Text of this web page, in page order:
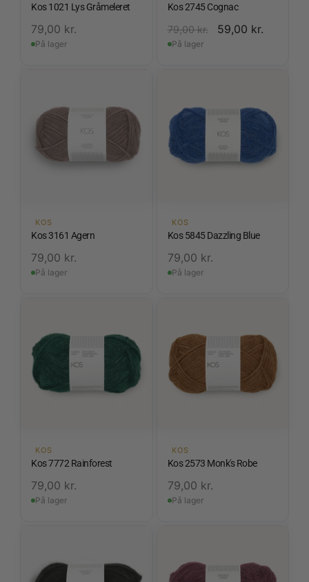
Kos 1021 Lys Gråmeleret
79,00 kr.
På lager
Kos 2745 Cognac
79,00kr. 59,00 kr.
På lager
KOS
Kos 3161 Agern
79,00 kr.
På lager
KOS
Kos 5845 Dazzling Blue
79,00 kr.
På lager
KOS
Kos 7772 Rainforest
79,00 kr.
På lager
KOS
Kos 2573 Monk's Robe
79,00 kr.
På lager